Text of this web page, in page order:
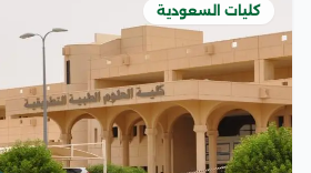
كليات السعودية